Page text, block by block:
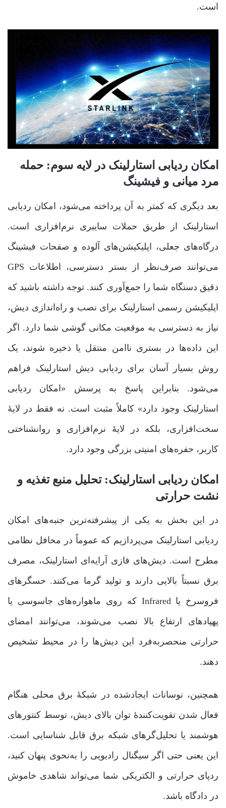
است.
امکان ردیابی استارلینک در لایه سوم: حمله
مرد میانی و فیشینگ
بعد دیگری که کمتر به آن پرداخته می‌شود، امکان ردیابی
استارلینک از طریق حملات سایبری نرم‌افزاری است.
درگاه‌های جعلی، اپلیکیشن‌های آلوده و صفحات فیشینگ
می‌توانند صرف‌نظر از بستر دسترسی، اطلاعات GPS
دقیق دستگاه شما را جمع‌آوری کنند. توجه داشته باشید که
اپلیکیشن رسمی استارلینک برای نصب و راه‌اندازی دیش،
نیاز به دسترسی به موقعیت مکانی گوشی شما دارد. اگر
این داده‌ها در بستری ناامن منتقل یا ذخیره شوند، یک
روش بسیار آسان برای ردیابی دیش استارلینک فراهم
می‌شود. بنابراین پاسخ به پرسش «امکان ردیابی
استارلینک وجود دارد» کاملاً مثبت است. نه فقط در لایۀ
سخت‌افزاری، بلکه در لایۀ نرم‌افزاری و روانشناختی
کاربر، حفره‌های امنیتی بزرگی وجود دارد.
امکان ردیابی استارلینک: تحلیل منبع تغذیه و
نشت حرارتی
در این بخش به یکی از پیشرفته‌ترین جنبه‌های امکان
ردیابی استارلینک می‌پردازیم که عموماً در محافل نظامی
مطرح است. دیش‌های فازی آرایه‌ای استارلینک، مصرف
برق نسبتاً بالایی دارند و تولید گرما می‌کنند. حسگرهای
فروسرخ یا Infrared که روی ماهواره‌های جاسوسی یا
پهپادهای ارتفاع بالا نصب می‌شوند، می‌توانند امضای
حرارتی منحصربه‌فرد این دیش‌ها را در محیط تشخیص
دهند.
همچنین، نوسانات ایجادشده در شبکۀ برق محلی هنگام
فعال شدن تقویت‌کنندۀ توان بالای دیش، توسط کنتورهای
هوشمند یا تحلیل‌گرهای شبکه برق قابل شناسایی است.
این یعنی حتی اگر سیگنال رادیویی را به‌نحوی پنهان کنید،
ردپای حرارتی و الکتریکی شما می‌تواند شاهدی خاموش
در دادگاه باشد.